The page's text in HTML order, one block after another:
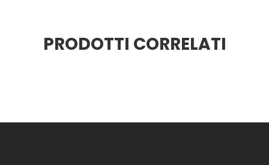
PRODOTTI CORRELATI